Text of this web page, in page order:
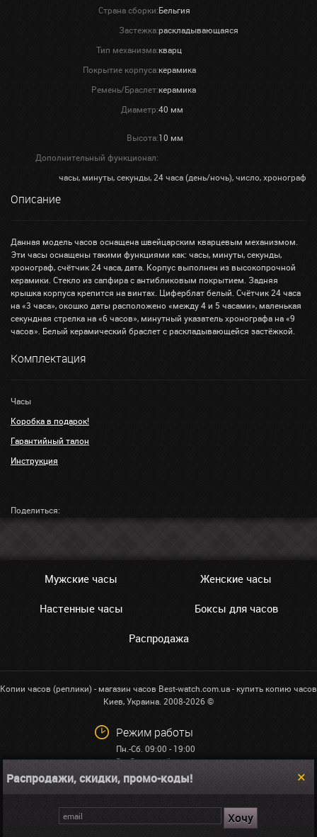
Страна сборки:Бельгия
Застежка:раскладывающаяся
Тип механизма:кварц
Покрытие корпуса:керамика
Ремень/Браслет:керамика
Диаметр:40 мм
Высота:10 мм
Дополнительный функционал:
часы, минуты, секунды, 24 часа (день/ночь), число, хронограф
Описание
Данная модель часов оснащена швейцарским кварцевым механизмом.
Эти часы оснащены такими функциями как: часы, минуты, секунды,
хронограф, счётчик 24 часа, дата. Корпус выполнен из высокопрочной
керамики. Стекло из сапфира с антибликовым покрытием. Задняя
крышка корпуса крепится на винтах. Циферблат белый. Счётчик 24 часа
на «3 часа», окошко даты расположено «между 4 и 5 часами», маленькая
секундная стрелка на «6 часов», минутный указатель хронографа на «9
часов». Белый керамический браслет с раскладывающейся застёжкой.
Комплектация
Часы
Коробка в подарок!
Гарантийный талон
Инструкция
Поделиться:
Мужские часы Женские часы
Настенные часы Боксы для часов
Распродажа
Копии часов (реплики) - магазин часов Best-watch.com.ua - купить копию часов
Киев, Украина. 2008-2026 ©
Режим работы
Пн.-Сб. 09:00 - 19:00
Вс: Выходной
+38 (068)591-32-23
info@best-watch.com.ua
Распродажи, скидки, промо-коды!